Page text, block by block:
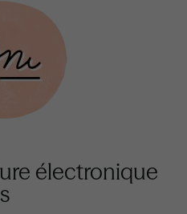
électronique